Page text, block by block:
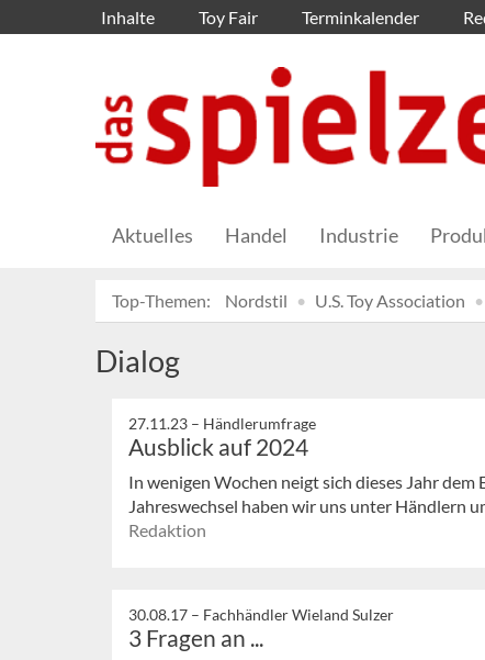
Inhalte Toy Fair Terminkalender
Aktuelles Handel Industrie
Top-Themen: Nordstil U.S. Toy Association
Dialog
27.11.23 – Händlerumfrage
Ausblick auf 2024
In wenigen Wochen neigt sich dieses Jahr
Jahreswechsel haben wir uns unter Händlern
Redaktion
30.08.17 – Fachhändler Wieland Sulzer
3 Fragen an ...